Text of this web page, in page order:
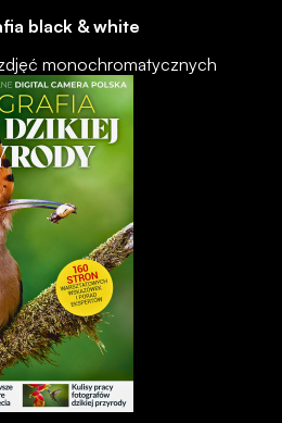
black & white
monochromatycznych